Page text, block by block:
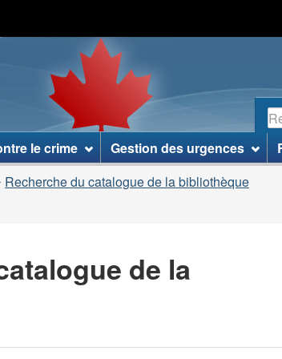
au
contenu
principal
à
«
propos
ce
site
»
à
la
version
simplifiée
le crime Gestion des urgences
Recherche du catalogue de la bibliothèque
de la